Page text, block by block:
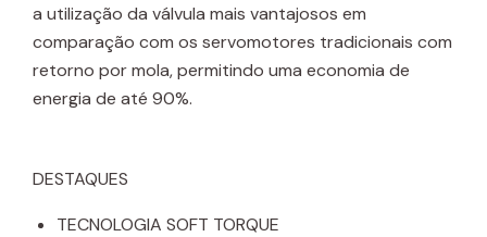
a utilização da válvula mais vantajosos em
comparação com os servomotores tradicionais com
retorno por mola, permitindo uma economia de
energia de até 90%.
DESTAQUES
TECNOLOGIA SOFT TORQUE